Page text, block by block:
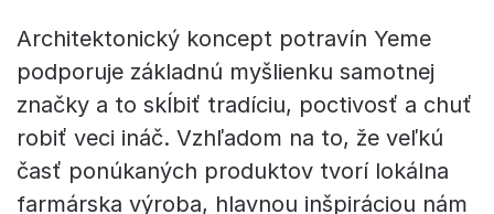
Architektonický koncept potravín Yeme
podporuje základnú myšlienku samotnej
značky a to skĺbiť tradíciu, poctivosť a chuť
robiť veci ináč. Vzhľadom na to, že veľkú
časť ponúkaných produktov tvorí lokálna
farmárska výroba, hlavnou inšpiráciou nám